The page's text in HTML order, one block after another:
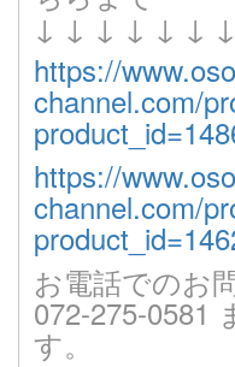
↓ ↓ ↓ ↓ ↓ ↓ ↓
https://
channel.com/
https://
channel.com/
お電話でのお
072-275-0581
す。